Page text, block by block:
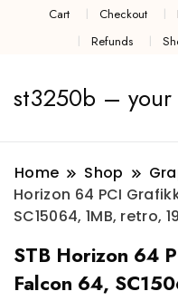
Cart Checkout
Refunds
st3250b – your
Home Shop
Horizon 64 PCI
SC15064, 1MB, retro,
STB Horizon 64
Falcon 64,